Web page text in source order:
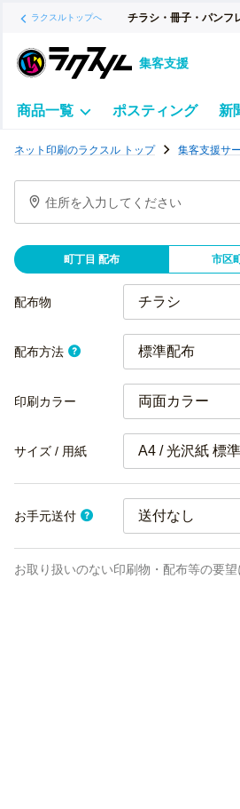
ラクスルトップへ チラシ・冊子・パンフ
集客支援
商品一覧 ポスティング 新
テ
グ
ラ
ネット印刷のラクスル トップ 集客支援サ
住所を入力してください
町丁目 配布 市区
配布物
配布方法 標準配布
印刷カラー 両面カラー
サイズ / 用紙 A4 / 光沢紙 標準
お手元送付
お取り扱いのない印刷物・配布等の要望